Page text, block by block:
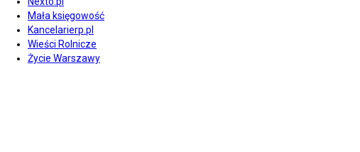
Mała księgowość
Kancelarierp.pl
Wieści Rolnicze
Życie Warszawy